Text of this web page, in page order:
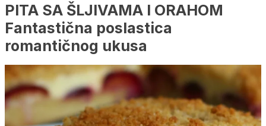
PITA SA ŠLJIVAMA I ORAHOM
Fantastična poslastica
romantičnog ukusa